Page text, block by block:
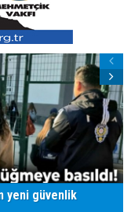
yeni güvenlik